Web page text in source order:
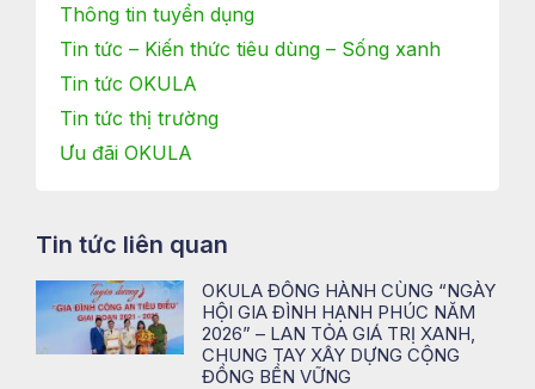
Thông tin tuyển dụng
Tin tức – Kiến thức tiêu dùng – Sống xanh
Tin tức OKULA
Tin tức thị trường
Ưu đãi OKULA
Tin tức liên quan
OKULA ĐỒNG HÀNH CÙNG “NGÀY
HỘI GIA ĐÌNH HẠNH PHÚC NĂM
2026” – LAN TỎA GIÁ TRỊ XANH,
CHUNG TAY XÂY DỰNG CỘNG
ĐỒNG BỀN VỮNG